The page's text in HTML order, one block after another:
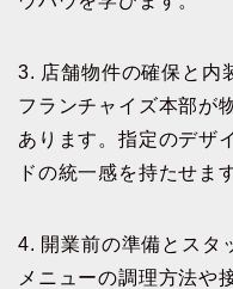
3. 店舗物件の確保と内
フランチャイズ本部が
あります。指定のデザ
ドの統一感を持たせま
4. 開業前の準備とスタ
メニューの調理方法や